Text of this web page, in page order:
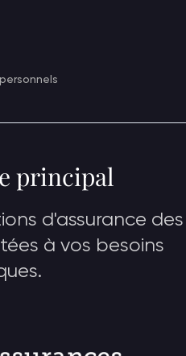
principal
d'assurance des
à vos besoins